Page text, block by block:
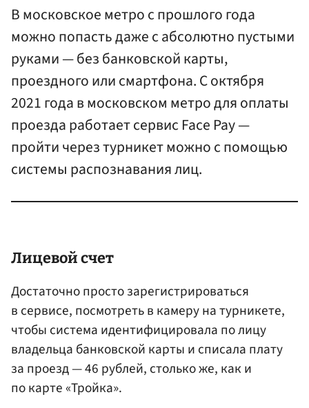
В московское метро с прошлого года
можно попасть даже с абсолютно пустыми
руками — без банковской карты,
проездного или смартфона. С октября
2021 года в московском метро для оплаты
проезда работает сервис Face Pay —
пройти через турникет можно с помощью
системы распознавания лиц.
Лицевой счет
Достаточно просто зарегистрироваться
в сервисе, посмотреть в камеру на турникете,
чтобы система идентифицировала по лицу
владельца банковской карты и списала плату
за проезд — 46 рублей, столько же, как и
по карте «Тройка».